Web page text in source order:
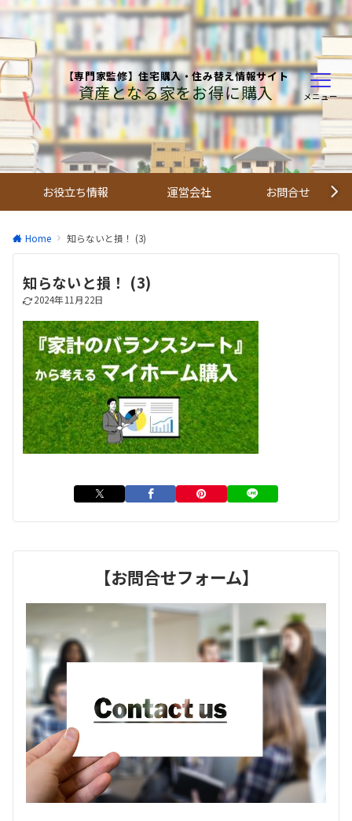
【専門家監修】住宅購入・住み替え情報サイト
資産となる家をお得に購入 メニュー
お役立ち情報 運営会社 お問合せ
Home 知らないと損！ (3)
知らないと損！ (3)
2024年11月22日
【お問合せフォーム】